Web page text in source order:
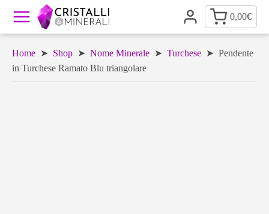
0,00€
Home ➤ Shop ➤ Nome Minerale ➤ Turchese ➤ Pendente
in Turchese Ramato Blu triangolare